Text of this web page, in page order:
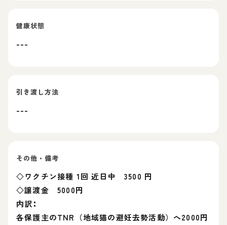
健康状態
---
引き渡し方法
---
その他・備考
◇ワクチン接種 1回 近日中 3500 円
◇譲渡金 5000円
内訳∶
各保護主のTNR（地域猫の避妊去勢活動）へ2000円